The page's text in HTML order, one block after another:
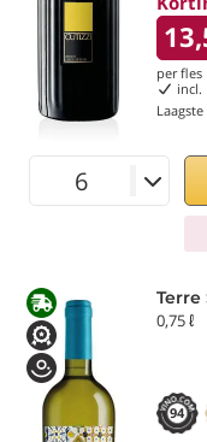
per fles
incl.
Terre
0,75 ℓ
94